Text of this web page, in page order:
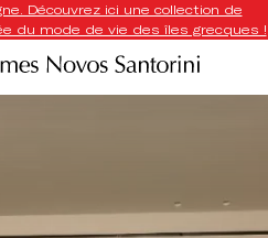
Découvrez ici une collection de
du mode de vie des îles grecques !